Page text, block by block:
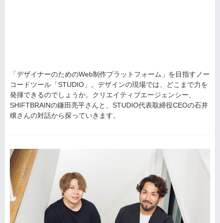
「デザイナーのためのWeb制作プラットフォーム」を目指すノー
コードツール「STUDIO」。デザインの現場では、どこまで力を
発揮できるのでしょうか。クリエイティブエージェンシー、
SHIFTBRAINの鎌田亮平さんと、STUDIO代表取締役CEOの石井
穣さんの対話から探っていきます。